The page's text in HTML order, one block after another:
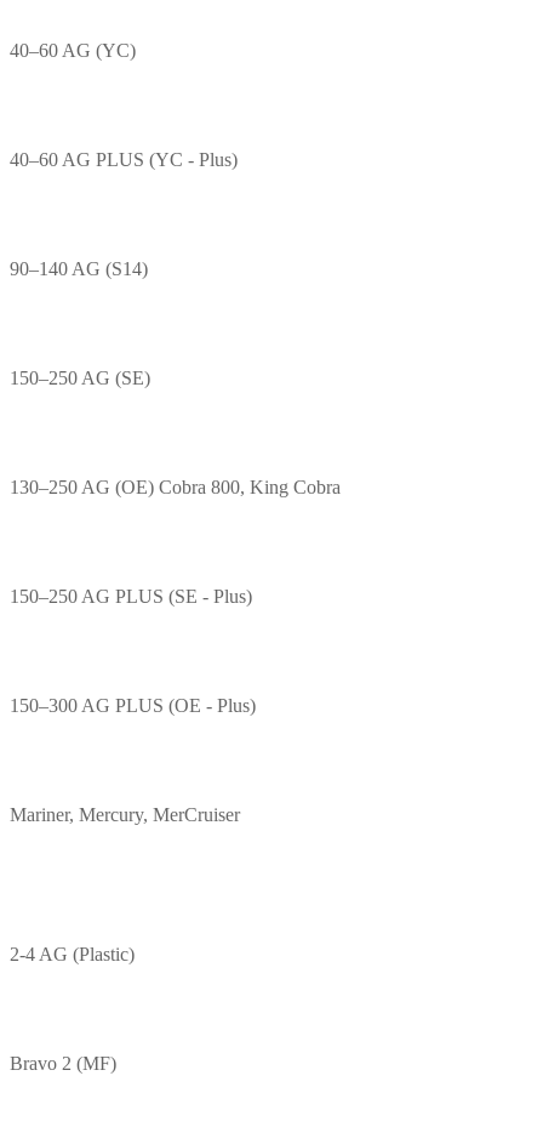
40–60 AG (YC)
40–60 AG PLUS (YC - Plus)
90–140 AG (S14)
150–250 AG (SE)
130–250 AG (OE) Cobra 800, King Cobra
150–250 AG PLUS (SE - Plus)
150–300 AG PLUS (OE - Plus)
Mariner, Mercury, MerCruiser
2-4 AG (Plastic)
Bravo 2 (MF)